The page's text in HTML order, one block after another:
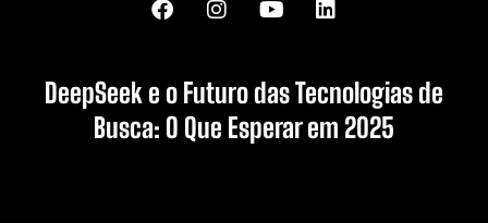
DeepSeek e o Futuro das Tecnologias de
Busca: O Que Esperar em 2025